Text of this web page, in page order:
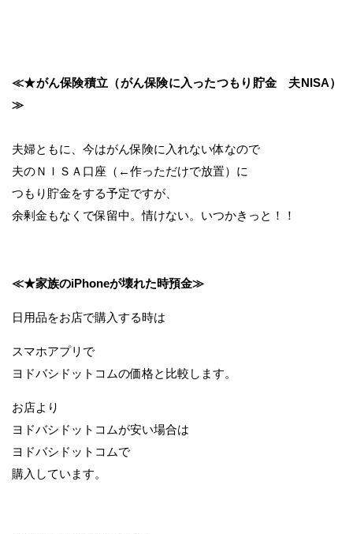
≪★がん保険積立（がん保険に入ったつもり貯金 夫NISA）
≫
夫婦ともに、今はがん保険に入れない体なので
夫のＮＩＳＡ口座（←作っただけで放置）に
つもり貯金をする予定ですが、
余剰金もなくで保留中。情けない。いつかきっと！！
≪★家族のiPhoneが壊れた時預金≫
日用品をお店で購入する時は
スマホアプリで
ヨドバシドットコムの価格と比較します。
お店より
ヨドバシドットコムが安い場合は
ヨドバシドットコムで
購入しています。